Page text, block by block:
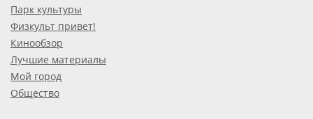
Парк культуры
Физкульт привет!
Кинообзор
Лучшие материалы
Мой город
Общество